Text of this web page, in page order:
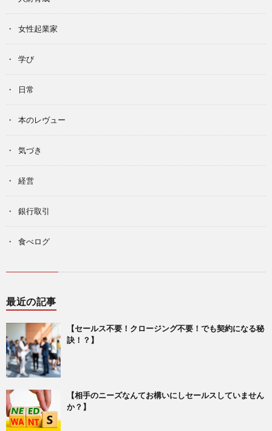
女性起業家
学び
日常
本のレヴュー
気づき
経営
銀行取引
食べログ
最近の記事
【セールス不要！クロージング不要！でも契約になる秘
訣！？】
【相手のニーズなんてお構いにしセールスしていません
か？】